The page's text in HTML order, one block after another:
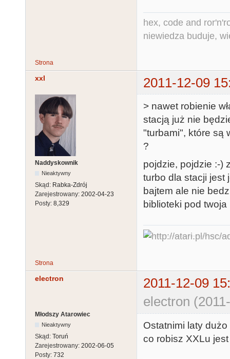
hex, code and
niewiedza buduje,
Strona
xxl 2011-12-09
Naddyskownik
Nieaktywny
Skąd: Rabka-Zdrój
Zarejestrowany: 2002-04-23
Posty: 8,329
> nawet robienie
stacją już nie
"turbami", które są
?
pojdzie, pojdzie :-)
turbo dla stacji jest
bajtem ale nie
biblioteki pod
Strona
electron
2011-12-09
electron
Młodszy Atarowiec
Nieaktywny
Skąd: Toruń
Zarejestrowany: 2002-06-05
Posty: 732
Ostatnimi laty
co robisz XXLu